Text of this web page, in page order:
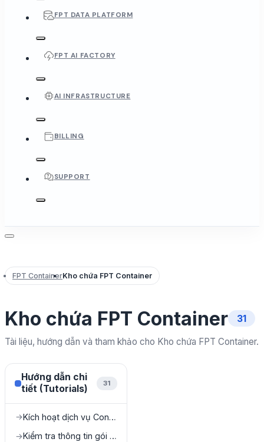
FPT DATA PLATFORM
FPT AI FACTORY
AI INFRASTRUCTURE
BILLING
SUPPORT
FPT ContainerKho chứa FPT Container
Kho chứa FPT Container 31
Tài liệu, hướng dẫn và tham khảo cho Kho chứa FPT Container.
Hướng dẫn chi
tiết (Tutorials)
31
→ Kích hoạt dịch vụ Container Registry
→ Kiểm tra thông tin gói dịch vụ